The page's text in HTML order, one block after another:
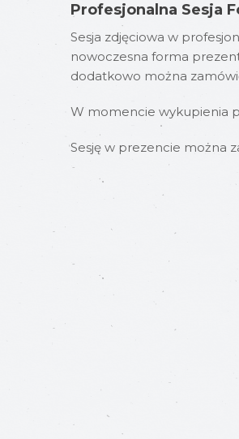
Profesjonalna Sesja
Sesja zdjęciowa w
nowoczesna forma
dodatkowo można
W momencie wykupienia
Sesję w prezencie można